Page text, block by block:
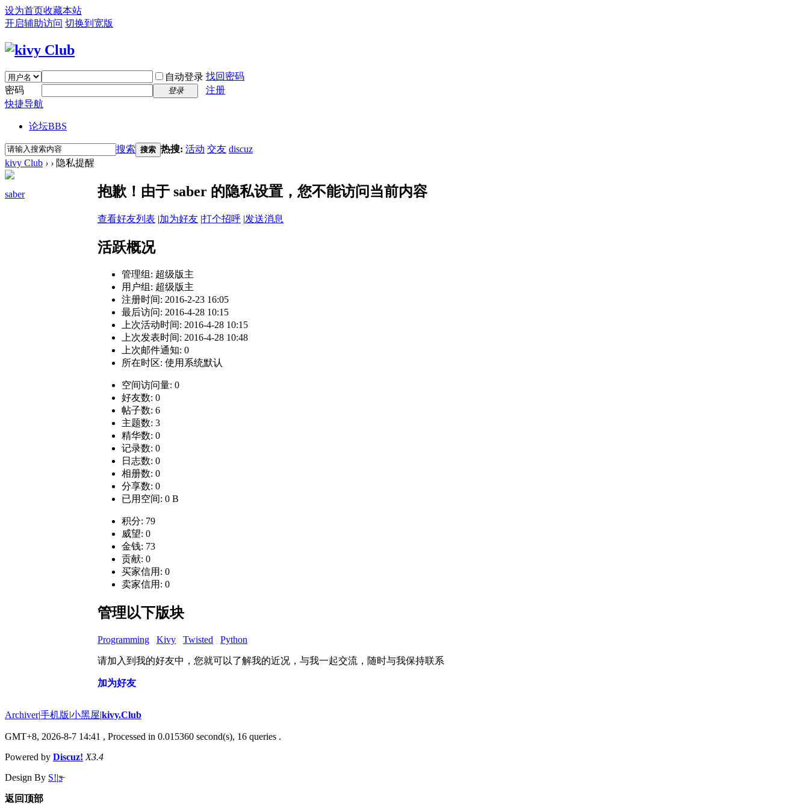
设为首页收藏本站
开启辅助访问 切换到宽版
自动登录 找回密码
密码
登录
注册
快捷导航
论坛BBS
搜索 搜索 热搜: 活动 交友 discuz
kivy Club › › 隐私提醒
saber 抱歉！由于 saber 的隐私设置，您不能访问当前内容
查看好友列表 |加为好友 |打个招呼 |发送消息
活跃概况
管理组: 超级版主
用户组: 超级版主
注册时间: 2016-2-23 16:05
最后访问: 2016-4-28 10:15
上次活动时间: 2016-4-28 10:15
上次发表时间: 2016-4-28 10:48
上次邮件通知: 0
所在时区: 使用系统默认
空间访问量: 0
好友数: 0
帖子数: 6
主题数: 3
精华数: 0
记录数: 0
日志数: 0
相册数: 0
分享数: 0
已用空间: 0 B
积分: 79
威望: 0
金钱: 73
贡献: 0
买家信用: 0
卖家信用: 0
管理以下版块
Programming Kivy Twisted Python
请加入到我的好友中，您就可以了解我的近况，与我一起交流，随时与我保持联系
加为好友
Archiver|手机版|小黑屋|kivy.Club
GMT+8, 2026-8-7 14:41 , Processed in 0.015360 second(s), 16 queries .
Powered by Discuz! X3.4
Design By S!|ƽ̶
返回顶部